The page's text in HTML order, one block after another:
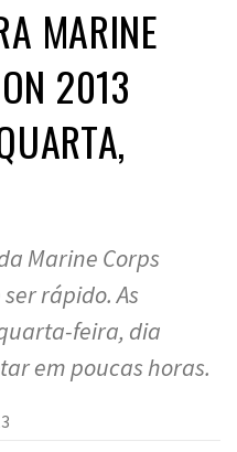
MARINE
2013
Marine Corps
rápido. As
feira, dia
em poucas horas.